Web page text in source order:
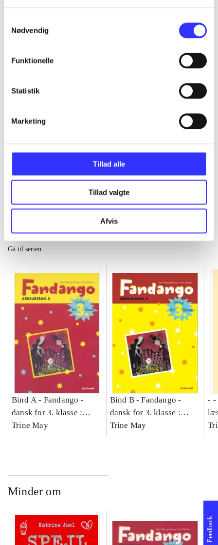
Nødvendig
Funktionelle
Statistik
Marketing
Tillad alle
Tillad valgte
Afvis
...
...
...
...
Fandango - dansk for 3. klasse
Gå til serien
Bind A - Fandango -
dansk for 3. klasse :
grundbog -- Arbejdsbog.
Trine May
Bind B -Fandango -
dansk for 3. klasse :
grundbog -- Arbejdsbog.
Trine May
- -
-
Minder om
Feedback